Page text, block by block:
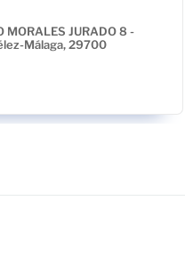
MORALES JURADO 8 -
Málaga, 29700